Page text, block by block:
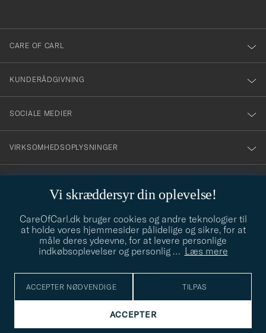
Vi skræddersyr din oplevelse!
CareOfCarl.dk bruger cookies og andre teknologier til
at holde vores hjemmesider pålidelige og sikre, for at
måle deres ydeevne, for at levere personlige
indkøbsoplevelser og personlig … Læs mere
ACCEPTER NØDVENDIGE TILPAS
ACCEPTER
dig
till
vårt
nyhetsbrev!
CARE OF CARL
KUNDERÅDGIVNING
SOCIALE MEDIER
VIRKSOMHEDSOPLYSNINGER
info@careofcarl.dk
Behøver du hjælp til at finde din stil? Lad os hjælpe dig, vi hjælper
gerne til!
STILRÅD